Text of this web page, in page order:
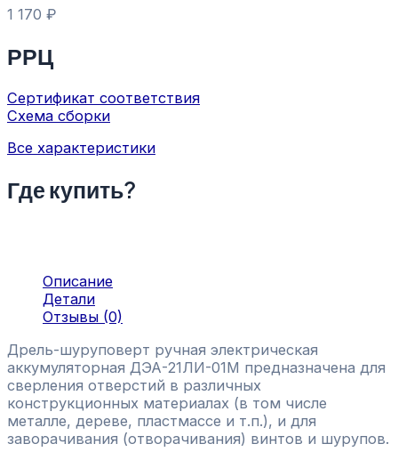
1 170 ₽
РРЦ
Сертификат соответствия
Схема сборки
Все характеристики
Где купить?
Описание
Детали
Отзывы (0)
Дрель-шуруповерт ручная электрическая
аккумуляторная ДЭА-21ЛИ-01М предназначена для
сверления отверстий в различных
конструкционных материалах (в том числе
металле, дереве, пластмассе и т.п.), и для
заворачивания (отворачивания) винтов и шурупов.